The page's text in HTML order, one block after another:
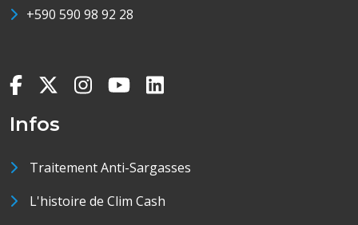
+590 590 98 92 28
Infos
Traitement Anti-Sargasses
L'histoire de Clim Cash